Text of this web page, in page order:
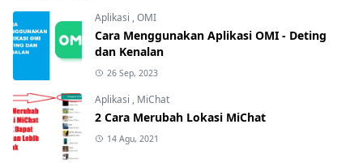
Aplikasi ,OMI
Cara Menggunakan Aplikasi OMI - Deting
dan Kenalan
26 Sep, 2023
Aplikasi , MiChat
2 Cara Merubah Lokasi MiChat
14 Agu, 2021